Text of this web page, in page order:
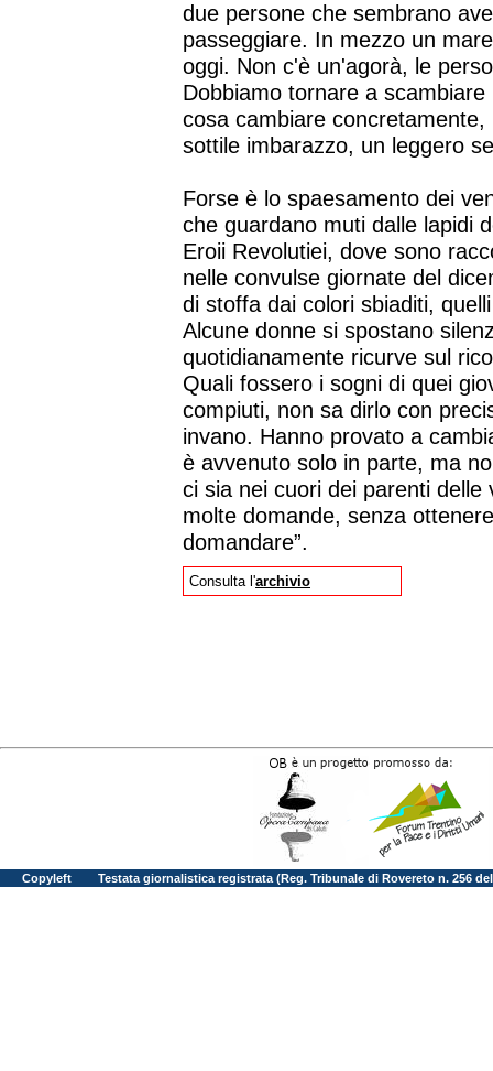
due persone che sembrano
passeggiare. In mezzo un
oggi. Non c'è un'agorà, le
Dobbiamo tornare a
cosa cambiare
sottile imbarazzo, un leggero
Forse è lo spaesamento dei
che guardano muti dalle lapidi
Eroii Revolutiei, dove sono
nelle convulse giornate del
di stoffa dai colori sbiaditi,
Alcune donne si spostano
quotidianamente ricurve sul
Quali fossero i sogni di quei
compiuti, non sa dirlo con
invano. Hanno provato a
è avvenuto solo in parte, ma
ci sia nei cuori dei parenti
molte domande, senza
domandare”.
Consulta l'archivio
Copyleft Testata giornalistica registrata (Reg. Tribunale di Rovereto n. 256